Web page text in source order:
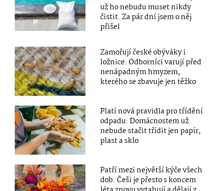
už ho nebudu muset nikdy
čistit. Za pár dní jsem o něj
přišel
Zamořují české obýváky i
ložnice: Odborníci varují před
nenápadným hmyzem,
kterého se zbavuje jen těžko
Platí nová pravidla pro třídění
odpadu: Domácnostem už
nebude stačit třídit jen papír,
plast a sklo
Patří mezi největší kýče všech
dob. Češi je přesto s koncem